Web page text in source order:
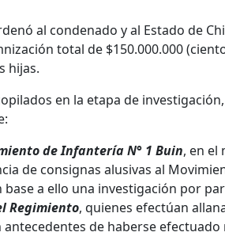
al condenado y al Estado de
total de $150.000.000
hijas.
en la etapa de
de Infantería N° 1 Buin, en el
de consignas alusivas al
base a ello una investigación por
Regimiento, quienes efectúan
de haberse